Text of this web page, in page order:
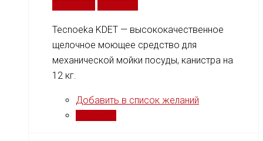
Tecnoeka KDET — высококачественное
щелочное моющее средство для
механической мойки посуды, канистра на
12 кг.
Добавить в список желаний